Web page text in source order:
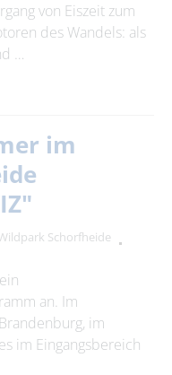
von Eiszeit zum
des Wandels: als
…
im
Schorfheide
an. Im
im
im Eingangsbereich